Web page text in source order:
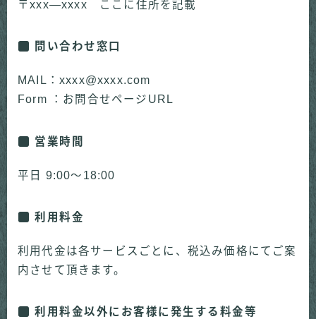
〒xxx―xxxx ここに住所を記載
問い合わせ窓口
MAIL：xxxx@xxxx.com
Form ：お問合せページURL
営業時間
平日 9:00～18:00
利用料金
利用代金は各サービスごとに、税込み価格にてご案
内させて頂きます。
利用料金以外にお客様に発生する料金等